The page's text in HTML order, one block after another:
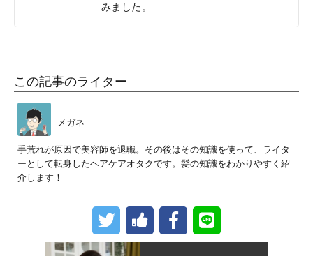
みました。
この記事のライター
メガネ
手荒れが原因で美容師を退職。その後はその知識を使って、ライタ
ーとして転身したヘアケアオタクです。髪の知識をわかりやすく紹
介します！